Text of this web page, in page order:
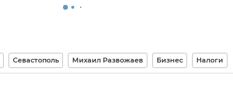
Севастополь Михаил Развожаев Бизнес Налоги